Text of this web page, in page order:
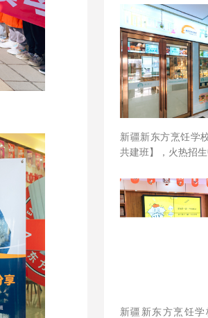
新疆新东方烹饪学
共建班】，火热招生
新疆新东方烹饪